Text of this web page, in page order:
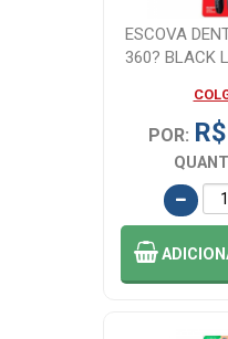
ESCOVA
360? BLACK
POR: